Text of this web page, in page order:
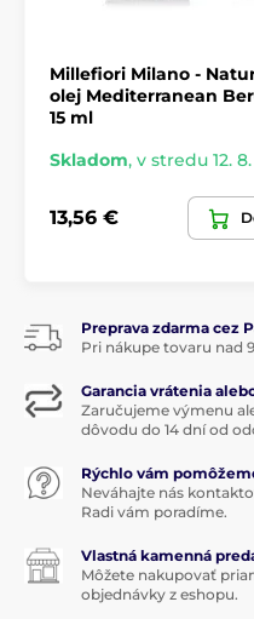
Produkt je
Millefiori Milano -
olej Mediterranean
15 ml
Skladom, v stredu 12.
13,56 €
Preprava zdarma cez
Pri nákupe tovaru nad
Garancia vrátenia
Zaručujeme výmenu
dôvodu do 14 dní od
Rýchlo vám
Neváhajte nás
Radi vám poradíme.
Vlastná kamenná
Môžete nakupovať
objednávky z eshopu.